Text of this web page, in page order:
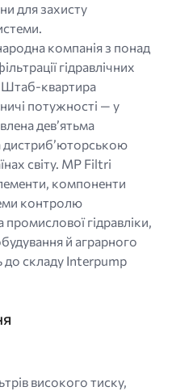
для захисту
компанія з понад
гідравлічних
Штаб-квартира
потужності — у
дев’ятьма
дистриб’юторською
світу. MP Filtri
компоненти
контролю
гідравліки,
й аграрного
до складу Interpump
високого тиску,